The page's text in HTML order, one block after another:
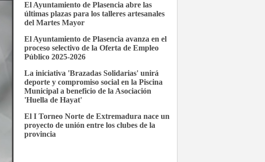
El Ayuntamiento de Plasencia abre las
últimas plazas para los talleres artesanales
del Martes Mayor
El Ayuntamiento de Plasencia avanza en el
proceso selectivo de la Oferta de Empleo
Público 2025-2026
La iniciativa 'Brazadas Solidarias' unirá
deporte y compromiso social en la Piscina
Municipal a beneficio de la Asociación
'Huella de Hayat'
El I Torneo Norte de Extremadura nace un
proyecto de unión entre los clubes de la
provincia